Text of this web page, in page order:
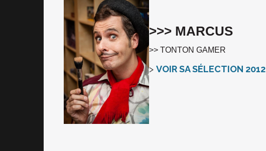
>>> MARCUS
>> TONTON GAMER
> VOIR SA SÉLECTION 2012